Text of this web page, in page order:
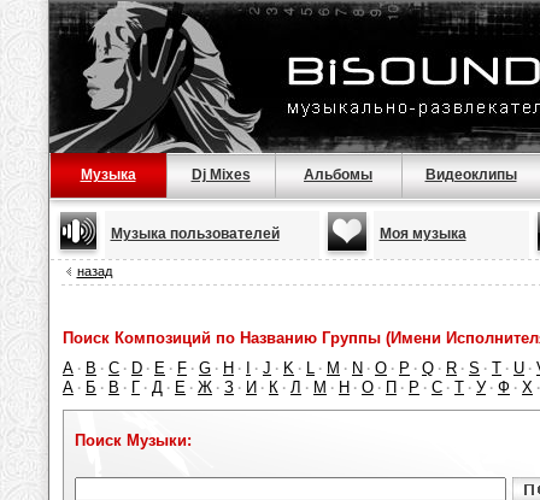
Музыка Dj Mixes Альбомы Видеоклипы
Музыка пользователей Моя музыка
назад
Поиск Композиций по Названию Группы (Имени
A · B · C · D · E · F · G · H · · J · K · L · M · N · O · P · Q · R · S · T · U ·
А · Б · В · Г · Д · Е · Ж · З · И · К · Л · М · Н · О · П · Р · С · Т · У · Ф · Х
Поиск Музыки: